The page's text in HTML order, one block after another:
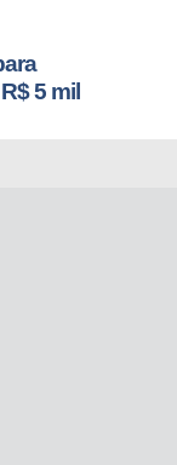
5 mil